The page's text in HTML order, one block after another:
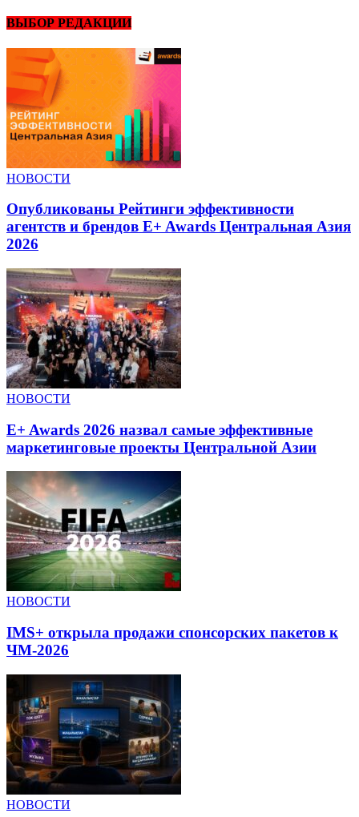
ВЫБОР РЕДАКЦИИ
НОВОСТИ
Опубликованы Рейтинги эффективности
агентств и брендов E+ Awards Центральная Азия
2026
НОВОСТИ
E+ Awards 2026 назвал самые эффективные
маркетинговые проекты Центральной Азии
НОВОСТИ
IMS+ открыла продажи спонсорских пакетов к
ЧМ-2026
НОВОСТИ